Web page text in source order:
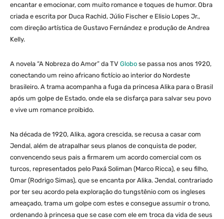
encantar e emocionar, com muito romance e toques de humor. Obra
criada e escrita por Duca Rachid, Júlio Fischer e Elisio Lopes Jr.,
com direção artística de Gustavo Fernández e produção de Andrea
Kelly.
A novela “A Nobreza do Amor” da TV Globo se passa nos anos 1920,
conectando um reino africano fictício ao interior do Nordeste
brasileiro. A trama acompanha a fuga da princesa Alika para o Brasil
após um golpe de Estado, onde ela se disfarça para salvar seu povo
e vive um romance proibido.
Na década de 1920, Alika, agora crescida, se recusa a casar com
Jendal, além de atrapalhar seus planos de conquista de poder,
convencendo seus pais a firmarem um acordo comercial com os
turcos, representados pelo Paxá Soliman (Marco Ricca), e seu filho,
Omar (Rodrigo Simas), que se encanta por Alika. Jendal, contrariado
por ter seu acordo pela exploração do tungstênio com os ingleses
ameaçado, trama um golpe com estes e consegue assumir o trono,
ordenando à princesa que se case com ele em troca da vida de seus